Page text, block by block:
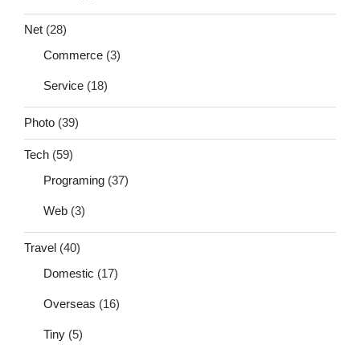
Net (28)
Commerce (3)
Service (18)
Photo (39)
Tech (59)
Programing (37)
Web (3)
Travel (40)
Domestic (17)
Overseas (16)
Tiny (5)